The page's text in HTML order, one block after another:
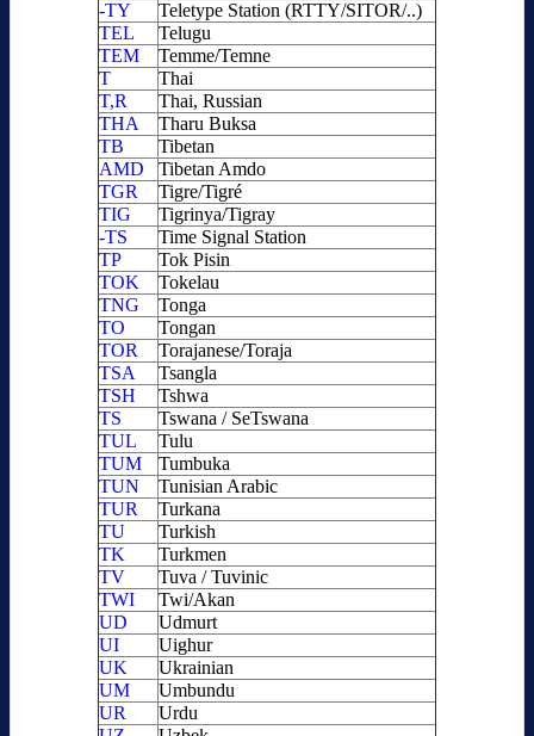
-TY
Teletype Station (RTTY/SITOR/..)
TEL
Telugu
TEM
Temme/Temne
T
Thai
T,R
Thai, Russian
THA
Tharu Buksa
TB
Tibetan
AMD
Tibetan Amdo
TGR
Tigre/Tigré
TIG
Tigrinya/Tigray
-TS
Time Signal Station
TP
Tok Pisin
TOK
Tokelau
TNG
Tonga
TO
Tongan
TOR
Torajanese/Toraja
TSA
Tsangla
TSH
Tshwa
TS
Tswana / SeTswana
TUL
Tulu
TUM
Tumbuka
TUN
Tunisian Arabic
TUR
Turkana
TU
Turkish
TK
Turkmen
TV
Tuva / Tuvinic
TWI
Twi/Akan
UD
Udmurt
UI
Uighur
UK
Ukrainian
UM
Umbundu
UR
Urdu